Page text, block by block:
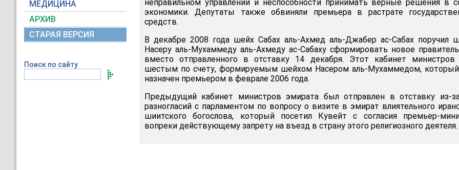
МЕДИЦИНА
АРХИВ
СТАРАЯ ВЕРСИЯ
Поиск по сайту
неправильном управлении и неспособности принимать верные решения в
экономики. Депутаты также обвиняли премьера в растрате
средств.
В декабре 2008 года шейх Сабах аль-Ахмед аль-Джабер ас-Сабах поручил
Насеру аль-Мухаммеду аль-Ахмеду ас-Сабаху сформировать новое
вместо отправленного в отставку 14 декабря. Этот кабинет министров
шестым по счету, формируемым шейхом Насером аль-Мухаммедом,
назначен премьером в феврале 2006 года.
Предыдущий кабинет министров эмирата был отправлен в отставку из-
разногласий с парламентом по вопросу о визите в эмират влиятельного
шиитского богослова, который посетил Кувейт с согласия премьер-
вопреки действующему запрету на въезд в страну этого религиозного деятеля.